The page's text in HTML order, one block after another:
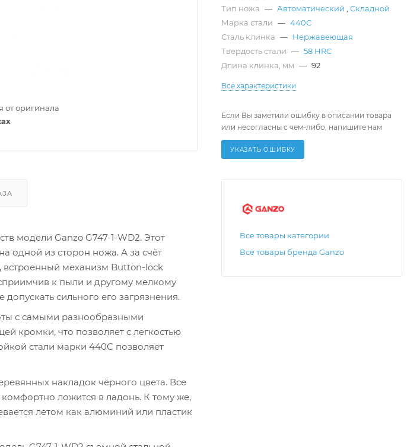
от оригинала
модели Ganzo G747-1-WD2. Этот
одной из сторон ножа. А за счёт
встроенный механизм Button-lock
к пыли и другому мелкому
сильного его загрязнения.
с самыми разнообразными
кромки, что позволяет с легкостью
стали марки 440C позволяет
накладок чёрного цвета. Все
ложится в ладонь. К тому же,
летом как алюминий или пластик
Тип ножа — Автоматический
Складной
Марка стали — 440C
Сталь клинка — Нержавеющая
Твердость стали — 58 HRC
Длина клинка, мм — 92
Все характеристики
Если Вы заметили ошибку в описании товара
или несогласны с чем-либо, напишите нам
УКАЗАТЬ ОШИБКУ
Все товары категории
Все товары бренда Ganzo